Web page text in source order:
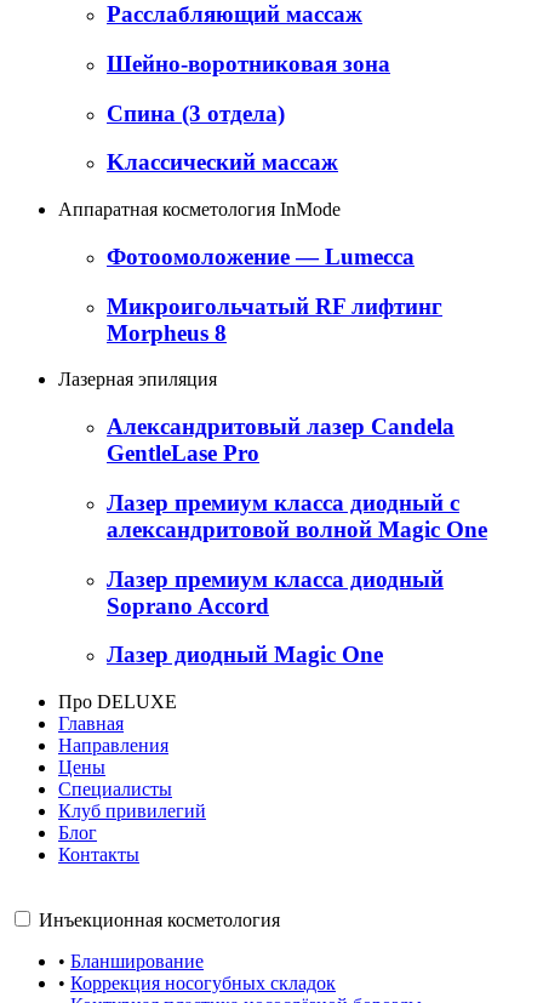
Расслабляющий массаж
Шейно-воротниковая зона
Cпина (3 отдела)
Kлассический массаж
Аппаратная косметология InMode
Фотоомоложение — Lumecca
Микроигольчатый RF лифтинг
Morpheus 8
Лазерная эпиляция
Александритовый лазер Candela
GentleLase Pro
Лазер премиум класса диодный с
александритовой волной Magic One
Лазер премиум класса диодный
Soprano Accord
Лазер диодный Magic One
Про DELUXE
Главная
Направления
Цены
Специалисты
Клуб привилегий
Блог
Контакты
Инъекционная косметология
• Бланширование
• Коррекция носогубных складок